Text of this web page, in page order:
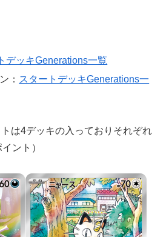
デッキGenerations一覧
： スタートデッキGenerations一
は4デッキの入っておりそれぞれ
ント）